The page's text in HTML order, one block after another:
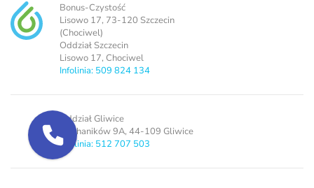
Bonus-Czystość
Lisowo 17, 73-120 Szczecin
(Chociwel)
Oddział Szczecin
Lisowo 17, Chociwel
Infolinia: 509 824 134
Oddział Gliwice
Mechaników 9A, 44-109 Gliwice
Infolinia: 512 707 503